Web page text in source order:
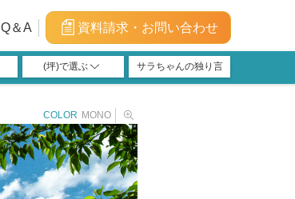
Q＆A 資料請求・お問い合わせ
(坪)で選ぶ
40m²(12坪)未満
40m²(12坪)以上～
66m²(20坪)以上～
100m²(30坪)以上～
120m²(36坪)以上～
150m²(45坪)以上～
200m²(60坪)以上
サラちゃんの独り言
COLOR MONO